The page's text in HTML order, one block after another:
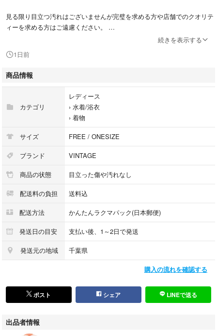
見る限り目立つ汚れはございませんが完璧を求める方や店舗でのクオリテ
ィーを求める方はご遠慮ください。
●お手持ちのモニターによっては少し色が違って見える場合がございま
す。
#カラフル #花柄 #金糸 #高貴 #総柄 #鮮やか
#着物 #振袖 #浴衣 #花柄 #鮮やか #お祭り #華やか #和 #和装 #日本
#長襦袢 #袋帯 #イベント #着付け #可愛い #卒業式 #髪飾り #振袖 #アン
ティーク #正絹 #はこせこ #帯締 #和装 #七五三 #小物 #帯揚げ #結婚式 #
訪問着 #留袖 #色留袖 #礼装用 #帯締め #ママ振袖 #レトロ #昭和レトロ #
成人式 #振袖 #草履 #着物 #丹後 #ちりめん #花火大会 #浴衣 #結び帯 #夏
#七五三 #子供 #着物 #浴衣 #花柄 #手毬 #ピンク #赤 #晴れ着 #日本 #和
柄 #和 #大正浪漫 #昭和レトロ #アンティーク #大正ロマン #レディース着
物 #普段着物 #着物散歩 #小紋 #羽織 #リサイクル #博多帯 #名古屋帯 #京
袋帯 #袋帯 #丸帯 #昼夜帯 #刺繍 #紬 #お祭り #イベント #パーティ #お宮
参り #卒業式 #入学式 #お茶会 #催事 #初詣 #正月 #kimono #Taisho Roma
続きを表示する
1日前
商品情報
カテゴリ
レディース
› 水着/浴衣
› 着物
サイズ FREE / ONESIZE
ブランド VINTAGE
商品の状態 目立った傷や汚れなし
配送料の負担 送料込
配送方法 かんたんラクマパック(日本郵便)
発送日の目安 支払い後、1～2日で発送
発送元の地域 千葉県
購入の流れを確認する
ポスト シェア LINEで送る
出品者情報